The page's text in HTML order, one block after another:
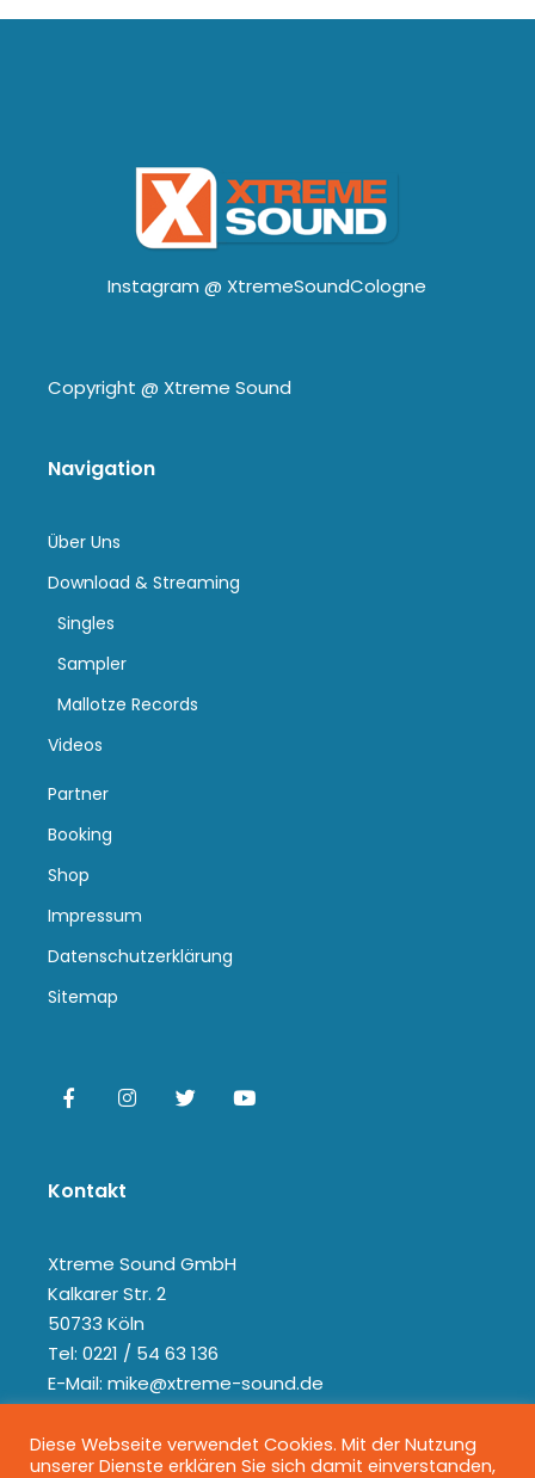
Instagram @ XtremeSoundCologne
Copyright @ Xtreme Sound
Navigation
Über Uns
Download & Streaming
Singles
Sampler
Mallotze Records
Videos
Partner
Booking
Shop
Impressum
Datenschutzerklärung
Sitemap
Kontakt
Xtreme Sound GmbH
Kalkarer Str. 2
50733 Köln
Tel: 0221 / 54 63 136
E-Mail: mike@xtreme-sound.de
Diese Webseite verwendet Cookies. Mit der Nutzung
unserer Dienste erklären Sie sich damit einverstanden,